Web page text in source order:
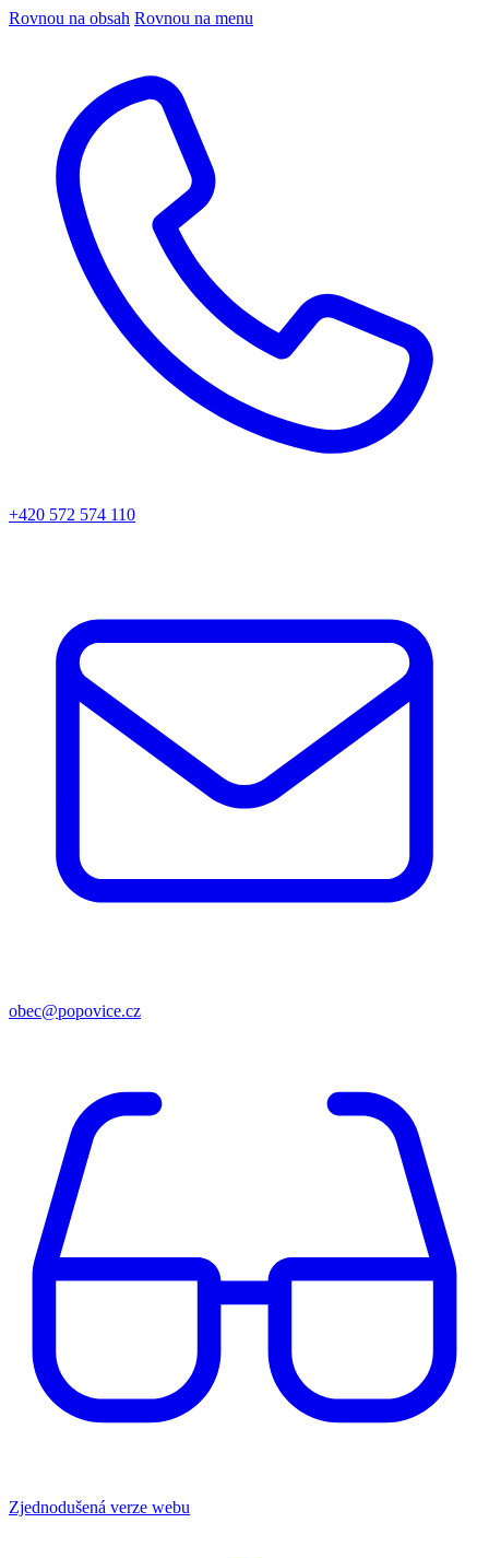
Rovnou na obsah Rovnou na menu
+420 572 574 110
obec@popovice.cz
Zjednodušená verze webu